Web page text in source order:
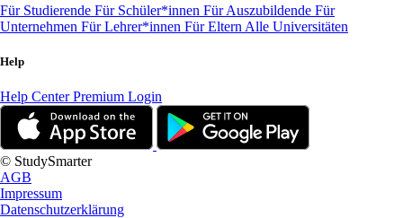
Für Studierende Für Schüler*innen Für Auszubildende Für
Unternehmen Für Lehrer*innen Für Eltern Alle Universitäten
Help
Help CenterPremium Login
© StudySmarter
AGB
Impressum
Datenschutzerklärung